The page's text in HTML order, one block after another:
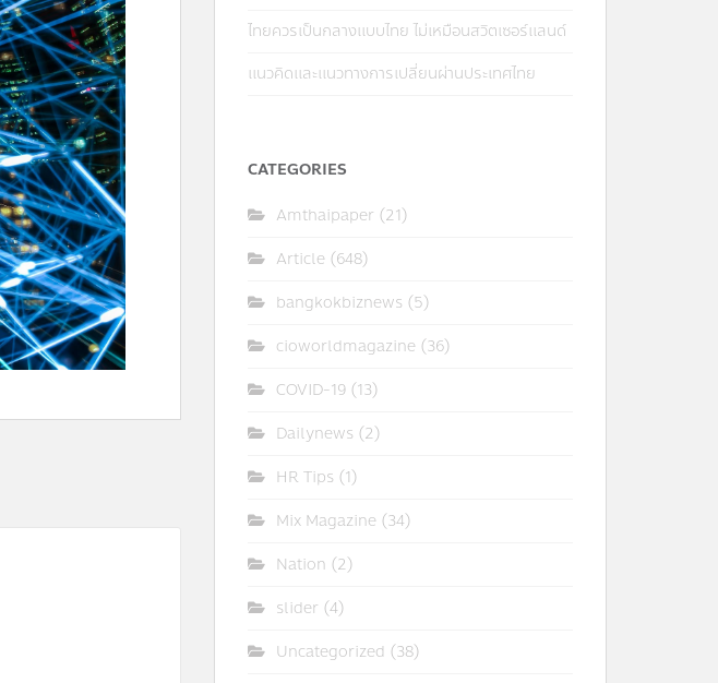
ไทยควรเป็นกลางแบบไทย ไม่เหมือนสวิตเซอร์แลนด์
แนวคิดและแนวทางการเปลี่ยนผ่านประเทศไทย
CATEGORIES
Amthaipaper (21)
Article (648)
bangkokbiznews (5)
cioworldmagazine (36)
COVID-19 (13)
Dailynews (2)
HR Tips (1)
Mix Magazine (34)
Nation (2)
slider (4)
Uncategorized (38)